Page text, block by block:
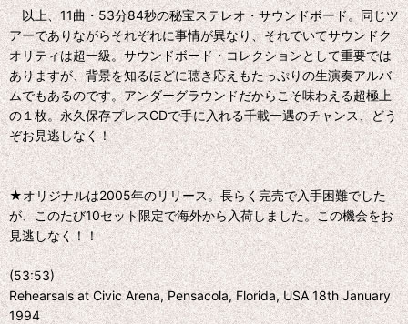
以上、11曲・53分84秒の秘宝ステレオ・サウンドボード。同じツ
アーでありながらそれぞれに事情が異なり、それでいてサウンドク
オリティは超一級。サウンドボード・コレクションとして重要では
ありますが、背景を知るほどに聴き応えもたっぷりの生演奏アルバ
ムでもあるのです。アンダーグラウンドだからこそ味わえる超極上
の１枚。永久保存プレスCDで手に入れる千載一遇のチャンス、どう
ぞお見逃しなく！
★オリジナルは2005年のリリース。長らく完売で入手困難でした
が、このたび10セット限定で海外から入荷しました。この機会をお
見逃しなく！！
(53:53)
Rehearsals at Civic Arena, Pensacola, Florida, USA 18th January
1994